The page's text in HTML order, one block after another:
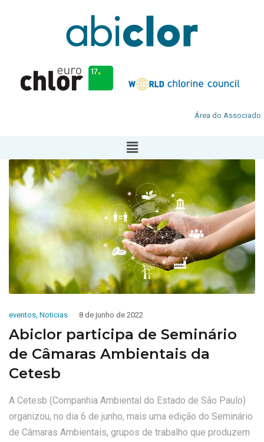
Área do Associado
eventos, Noticias 8 de junho de 2022
Abiclor participa de Seminário
de Câmaras Ambientais da
Cetesb
A Cetesb (Companhia Ambiental do Estado de São Paulo)
organizou, no dia 6 de junho, mais uma edição do Seminário
de Câmaras Ambientais, grupos de trabalho que produzem